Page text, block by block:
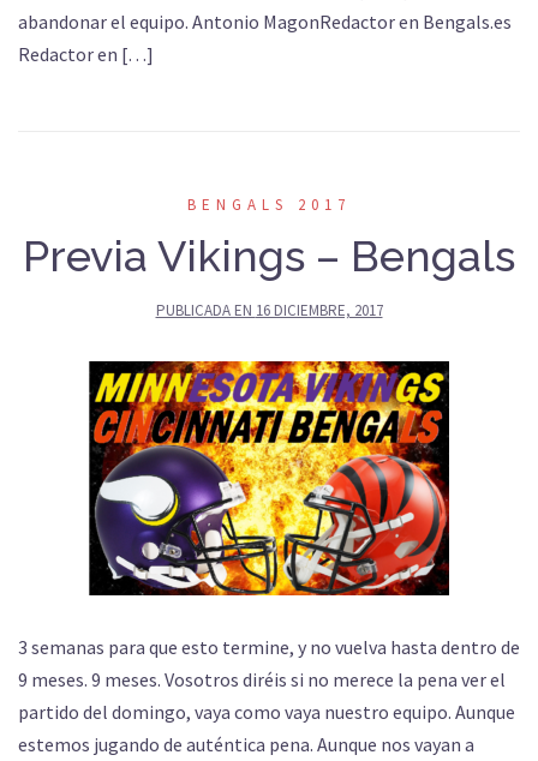
abandonar el equipo. Antonio MagonRedactor en Bengals.es
Redactor en […]
BENGALS 2017
Previa Vikings – Bengals
PUBLICADA EN 16 DICIEMBRE, 2017
3 semanas para que esto termine, y no vuelva hasta dentro de
9 meses. 9 meses. Vosotros diréis si no merece la pena ver el
partido del domingo, vaya como vaya nuestro equipo. Aunque
estemos jugando de auténtica pena. Aunque nos vayan a